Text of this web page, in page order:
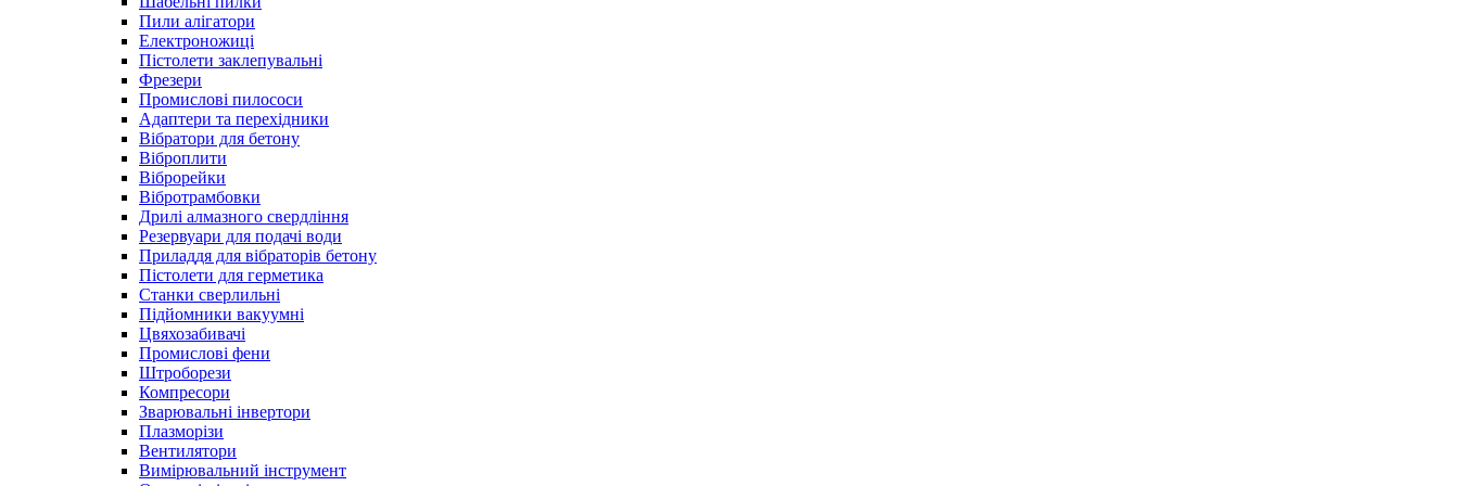
Пили алігатори
Електроножиці
Пістолети заклепувальні
Фрезери
Промислові пилососи
Адаптери та перехідники
Вібратори для бетону
Віброплити
Віброрейки
Вібротрамбовки
Дрилі алмазного свердління
Резервуари для подачі води
Приладдя для вібраторів бетону
Пістолети для герметика
Станки сверлильні
Підйомники вакуумні
Цвяхозабивачі
Промислові фени
Штроборези
Компресори
Зварювальні інвертори
Плазморізи
Вентилятори
Вимірювальний інструмент